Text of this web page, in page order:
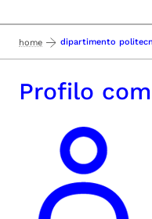
home dipartimento
Profilo